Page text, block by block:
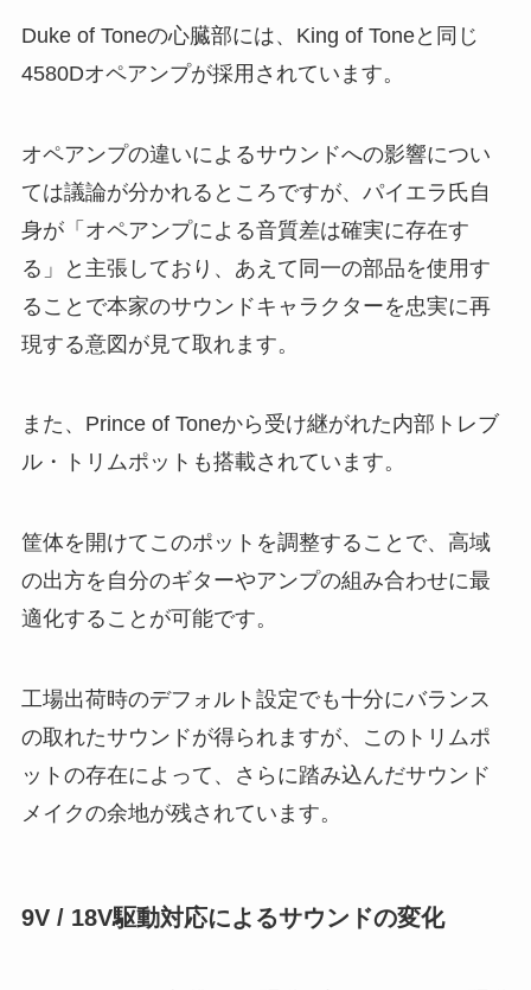
Duke of Toneの心臓部には、King of Toneと同じ
4580Dオペアンプが採用されています。
オペアンプの違いによるサウンドへの影響につい
ては議論が分かれるところですが、パイエラ氏自
身が「オペアンプによる音質差は確実に存在す
る」と主張しており、あえて同一の部品を使用す
ることで本家のサウンドキャラクターを忠実に再
現する意図が見て取れます。
また、Prince of Toneから受け継がれた内部トレブ
ル・トリムポットも搭載されています。
筐体を開けてこのポットを調整することで、高域
の出方を自分のギターやアンプの組み合わせに最
適化することが可能です。
工場出荷時のデフォルト設定でも十分にバランス
の取れたサウンドが得られますが、このトリムポ
ットの存在によって、さらに踏み込んだサウンド
メイクの余地が残されています。
9V / 18V駆動対応によるサウンドの変化